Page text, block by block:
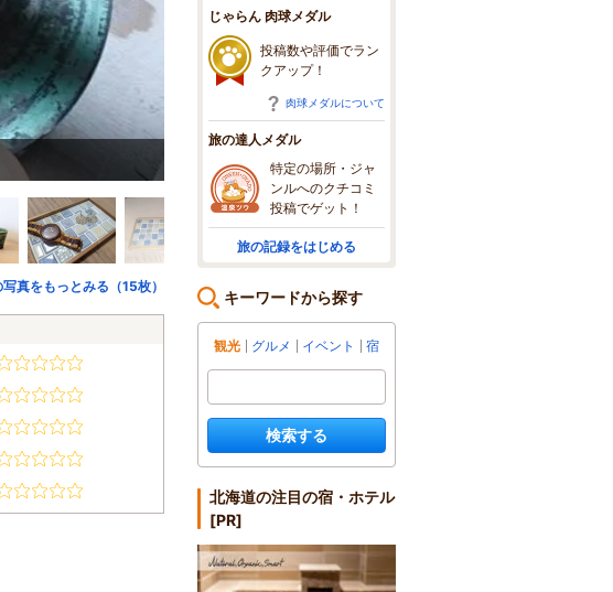
真をもっとみる（15枚）
じゃらん 肉球メダル
投稿数や評価でラン
クアップ！
肉球メダルについて
旅の達人メダル
特定の場所・ジャ
ンルへのクチコミ
投稿でゲット！
旅の記録をはじめる
キーワードから探す
観光 グルメ イベント 宿
検索する
北海道の注目の宿・ホテル
[PR]